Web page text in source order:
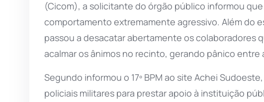
(Cicom), a solicitante do órgão público informou
comportamento extremamente agressivo. Além do
passou a desacatar abertamente os colaboradores
acalmar os ânimos no recinto, gerando pânico entre
Segundo informou o 17º BPM ao site Achei
policiais militares para prestar apoio à instituição